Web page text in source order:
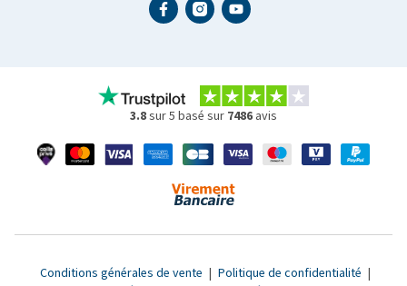
3.8sur 5 basé sur 7486 avis
Conditions générales de vente | Politique de confidentialité |